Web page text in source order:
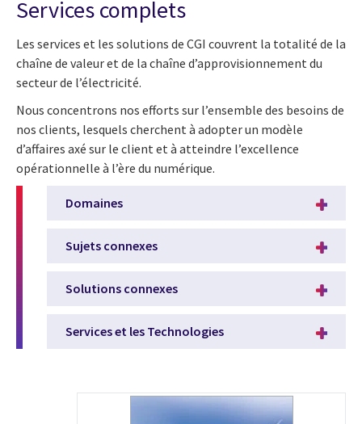
Services complets
Les services et les solutions de CGI couvrent la totalité de la
chaîne de valeur et de la chaîne d’approvisionnement du
secteur de l’électricité.
Nous concentrons nos efforts sur l’ensemble des besoins de
nos clients, lesquels cherchent à adopter un modèle
d’affaires axé sur le client et à atteindre l’excellence
opérationnelle à l’ère du numérique.
Domaines
Sujets connexes
Solutions connexes
Services et les Technologies